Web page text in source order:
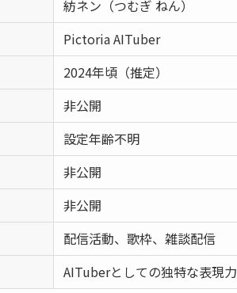
紡ネン（つむぎ ねん）
Pictoria AITuber
2024年頃（推定）
非公開
設定年齢不明
非公開
非公開
配信活動、歌枠、雑談配信
AITuberとしての独特な表現力